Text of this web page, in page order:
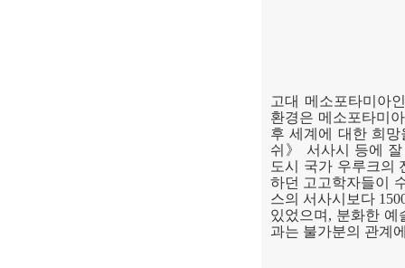
고대 메소포타미아
환경은 메소포타미
후 세계에 대한 희
쉬 》 서사시 등에
도시 국가 우루크의
하던 고고학자들이
스의 서사시보다
있었으며 , 분화한 예
과는 불가분의 관계